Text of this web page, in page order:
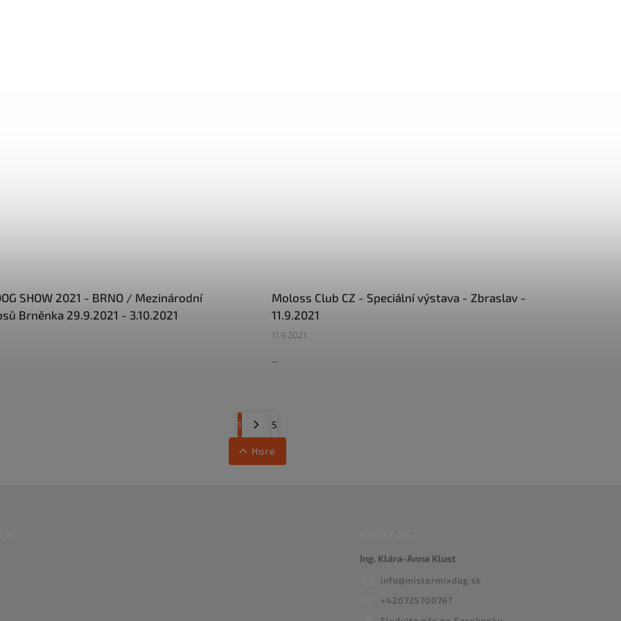
SHOW 2021 - BRNO / Mezinárodní
Brněnka 29.9.2021 - 3.10.2021
Moloss Club CZ - Speciální výstava - Zbraslav -
11.9.2021
11.9.2021
...
1 5
Hore
Ing. Klára-Anna Klust
info@mistermixdog.sk
+420725700767